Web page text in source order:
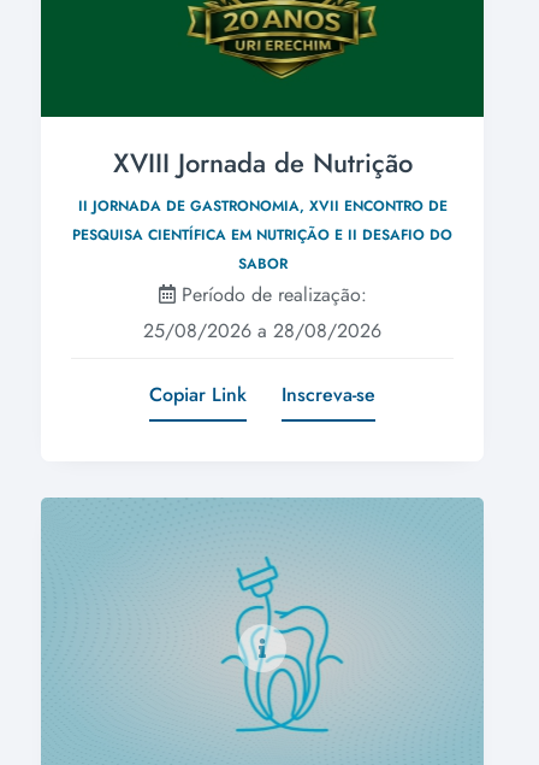
XVIII Jornada de Nutrição
II JORNADA DE GASTRONOMIA, XVII ENCONTRO DE
PESQUISA CIENTÍFICA EM NUTRIÇÃO E II DESAFIO DO
SABOR
Período de realização:
25/08/2026 a 28/08/2026
Copiar Link Inscreva-se